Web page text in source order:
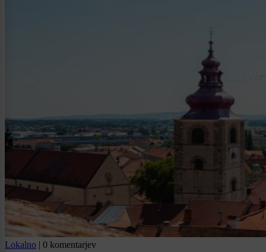
Lokalno | 0 komentarjev